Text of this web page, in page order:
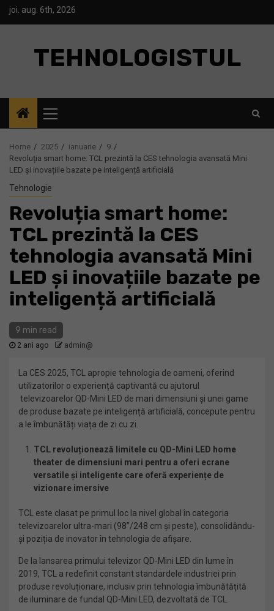
Skipjoi. aug. 6th, 2026
TEHNOLOGISTUL
Menu
Home 2025 ianuarie
9
Revoluția smart home: TCL prezintă la CES tehnologia avansată Mini
LED și inovațiile bazate pe inteligență artificială
Tehnologie
Revoluția smart home:
TCL prezintă la CES
tehnologia avansată Mini
LED și inovațiile bazate pe
inteligență artificială
9 min read
2 ani ago admin@
La CES 2025, TCL apropie tehnologia de oameni, oferind
utilizatorilor o experiență captivantă cu ajutorul
televizoarelor QD-Mini LED de mari dimensiuni și unei game
de produse bazate pe inteligență artificială, concepute pentru
a le îmbunătăți viața de zi cu zi.
TCL revoluționează limitele cu QD-Mini LED home
theater de dimensiuni mari pentru a oferi ecrane
versatile și inteligente care oferă experiențe de
vizionare imersive
TCL este clasat pe primul loc la nivel global în categoria
televizoarelor ultra-mari (98”/248 cm și peste), consolidându-
și poziția de inovator în tehnologia de afișare.
De la lansarea primului televizor QD-Mini LED din lume în
2019, TCL a redefinit constant standardele industriei prin
produse revoluționare, inclusiv prin tehnologia îmbunătățită
de iluminare de fundal QD-Mini LED, dezvoltată de TCL.